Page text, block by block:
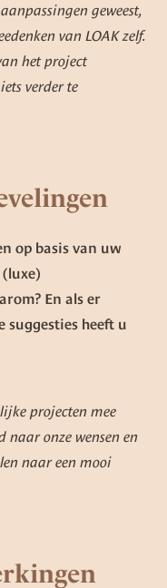
geweest,
van LOAK zelf.
het project
verder te
op basis van uw
En als er
heeft u
projecten mee
naar onze wensen en
naar een mooi